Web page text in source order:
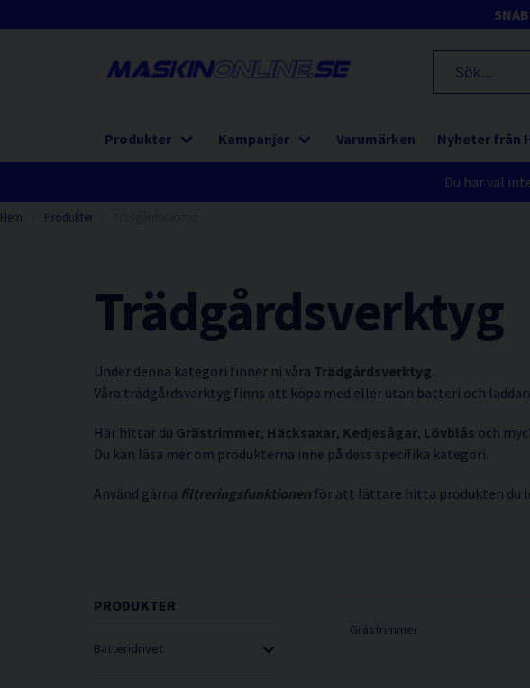
Produkter Kampanjer Varumärken Nyheter från
Du har väl
Hem Produkter
Trädgårdsverktyg
Under denna kategori finner ni våra Trädgårdsverktyg.
Våra trädgårdsverktyg finns att köpa med eller utan batteri och
Här hittar du Grästrimmer, Häcksaxar, Kedjesågar, Lövblås och
Du kan läsa mer om produkterna inne på dess specifika kategori.
Använd gärna filtreringsfunktionen för att lättare hitta produkten du
PRODUKTER
Batteridrivet
Grästrimmer